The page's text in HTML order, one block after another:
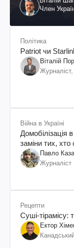
Член
Політика
Patriot чи
Віталій
Журналіст,
Війна в Україні
Домобілізація
заміни тих,
Павло
Журналіст
Рецепти
Суші-тірамісу:
Ектор